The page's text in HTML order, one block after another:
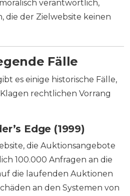
verantwortlich,
die der Zielwebsite keinen
Fälle
es einige historische Fälle,
rechtlichen Vorrang
Edge (1999)
die Auktionsangebote
100.000 Anfragen an die
die laufenden Auktionen
an den Systemen von